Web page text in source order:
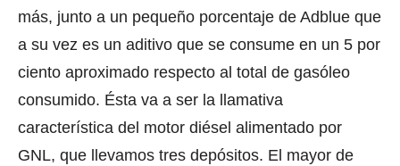
más, junto a un pequeño porcentaje de Adblue que
a su vez es un aditivo que se consume en un 5 por
ciento aproximado respecto al total de gasóleo
consumido. Ésta va a ser la llamativa
característica del motor diésel alimentado por
GNL, que llevamos tres depósitos. El mayor de